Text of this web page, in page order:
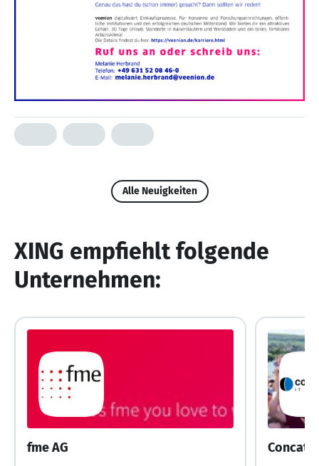
Alle Neuigkeiten
XING empfiehlt folgende
Unternehmen:
fme AG Concat